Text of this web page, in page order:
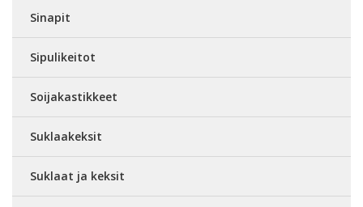
Sinapit
Sipulikeitot
Soijakastikkeet
Suklaakeksit
Suklaat ja keksit